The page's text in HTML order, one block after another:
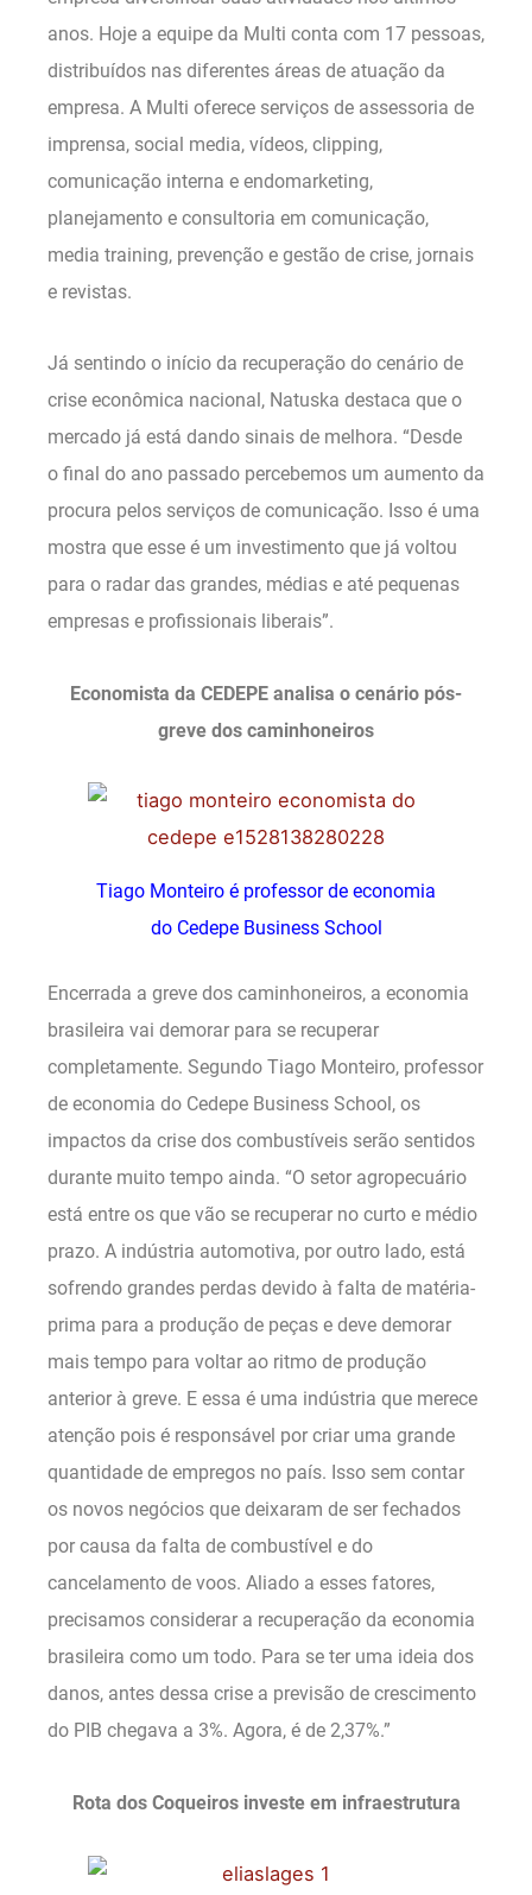
anos. Hoje a equipe da Multi conta com 17 pessoas,
distribuídos nas diferentes áreas de atuação da
empresa. A Multi oferece serviços de assessoria de
imprensa, social media, vídeos, clipping,
comunicação interna e endomarketing,
planejamento e consultoria em comunicação,
media training, prevenção e gestão de crise, jornais
e revistas.
Já sentindo o início da recuperação do cenário de
crise econômica nacional, Natuska destaca que o
mercado já está dando sinais de melhora. “Desde
o final do ano passado percebemos um aumento da
procura pelos serviços de comunicação. Isso é uma
mostra que esse é um investimento que já voltou
para o radar das grandes, médias e até pequenas
empresas e profissionais liberais”.
Economista da CEDEPE analisa o cenário pós-
greve dos caminhoneiros
Tiago Monteiro é professor de economia
do Cedepe Business School
Encerrada a greve dos caminhoneiros, a economia
brasileira vai demorar para se recuperar
completamente. Segundo Tiago Monteiro, professor
de economia do Cedepe Business School, os
impactos da crise dos combustíveis serão sentidos
durante muito tempo ainda. “O setor agropecuário
está entre os que vão se recuperar no curto e médio
prazo. A indústria automotiva, por outro lado, está
sofrendo grandes perdas devido à falta de matéria-
prima para a produção de peças e deve demorar
mais tempo para voltar ao ritmo de produção
anterior à greve. E essa é uma indústria que merece
atenção pois é responsável por criar uma grande
quantidade de empregos no país. Isso sem contar
os novos negócios que deixaram de ser fechados
por causa da falta de combustível e do
cancelamento de voos. Aliado a esses fatores,
precisamos considerar a recuperação da economia
brasileira como um todo. Para se ter uma ideia dos
danos, antes dessa crise a previsão de crescimento
do PIB chegava a 3%. Agora, é de 2,37%.”
Rota dos Coqueiros investe em infraestrutura